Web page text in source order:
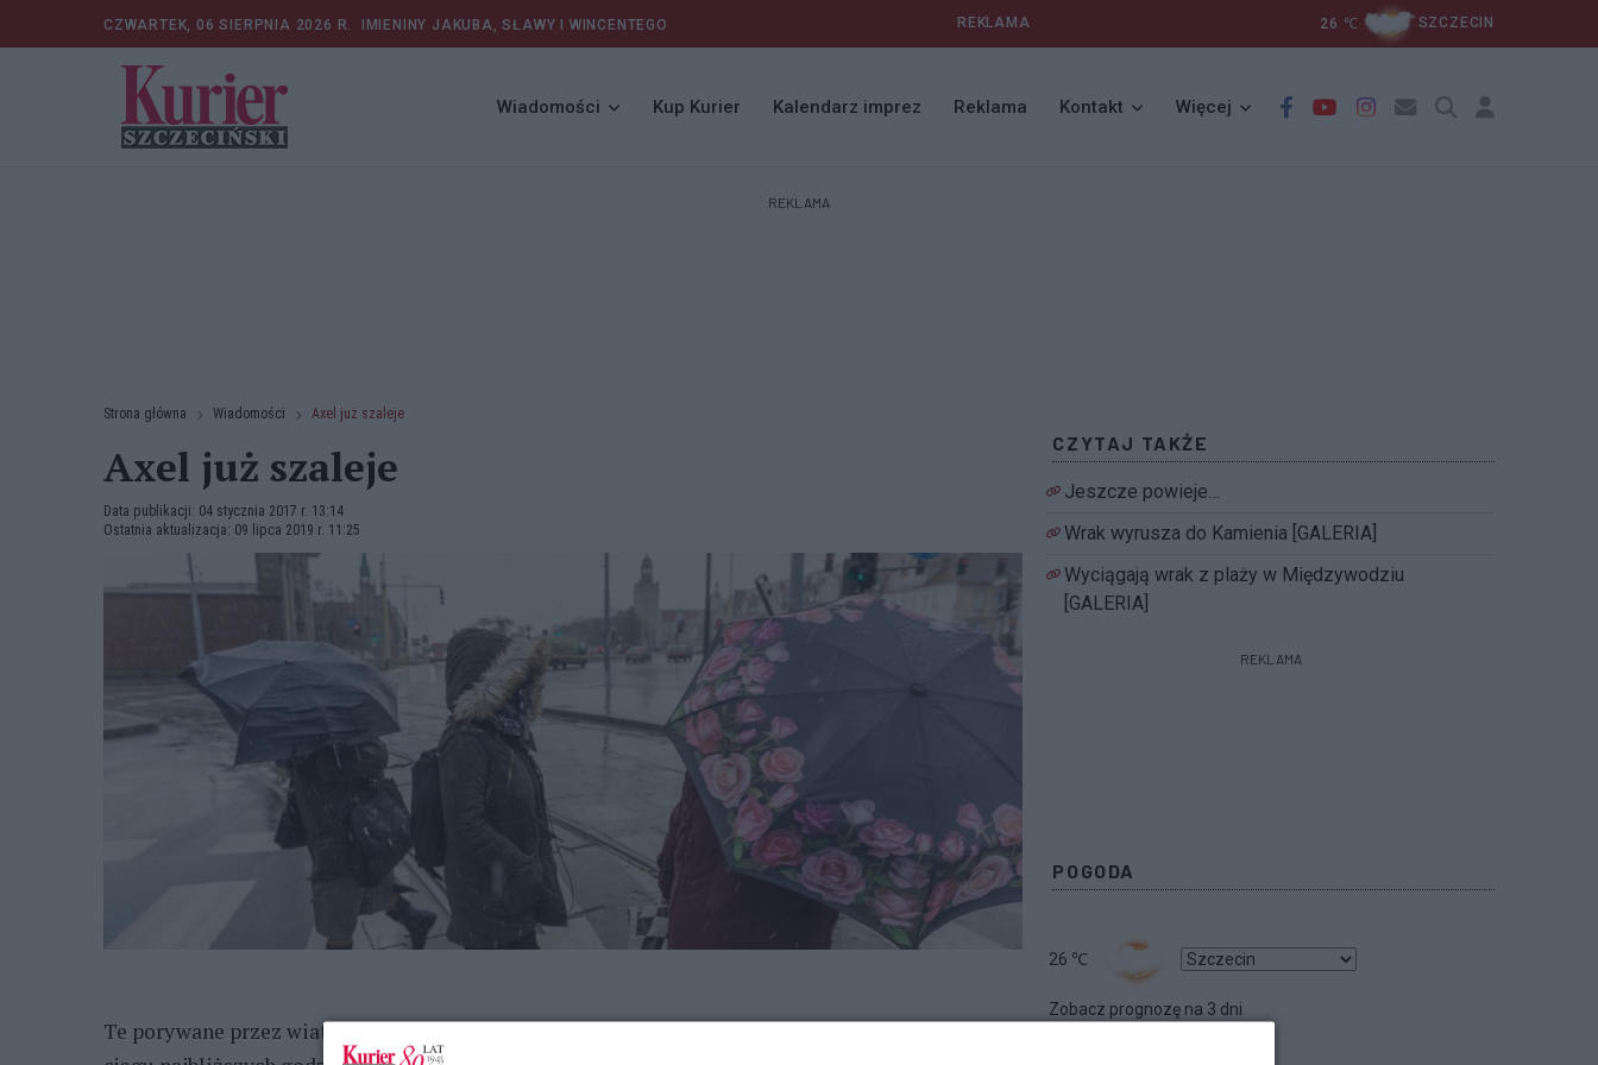
CZWARTEK, 06 SIERPNIA 2026 R. IMIENINY JAKUBA, SŁAWY I WINCENTEGO REKLAMA 26 ℃ SZCZECIN
Wiadomości Kup Kurier Kalendarz imprez Reklama Kontakt Więcej
REKLAMA
Strona główna Wiadomości Axel już szaleje
Axel już szaleje
Data publikacji: 04 stycznia 2017 r. 13:14
Ostatnia aktualizacja: 09 lipca 2019 r. 11:25
Te porywane przez wiatr parasolki opodal redakcji "Kuriera" to nic w porównaniu z tym, co w
CZYTAJ TAKŻE
Jeszcze powieje…
Wrak wyrusza do Kamienia [GALERIA]
Wyciągają wrak z plaży w Międzywodziu
[GALERIA]
REKLAMA
POGODA
26 ℃
Zobacz prognozę na 3 dni